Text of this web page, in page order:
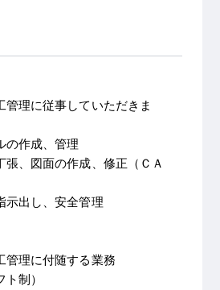
管理に従事していただきま
の作成、管理
張、図面の作成、修正（ＣＡ
示出し、安全管理
管理に付随する業務
制）